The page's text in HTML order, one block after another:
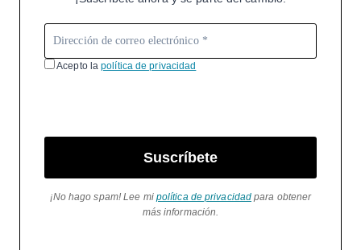
Acepto lapolítica de privacidad
Suscríbete
¡No hago spam! Lee mi política de privacidad para obtener
más información.